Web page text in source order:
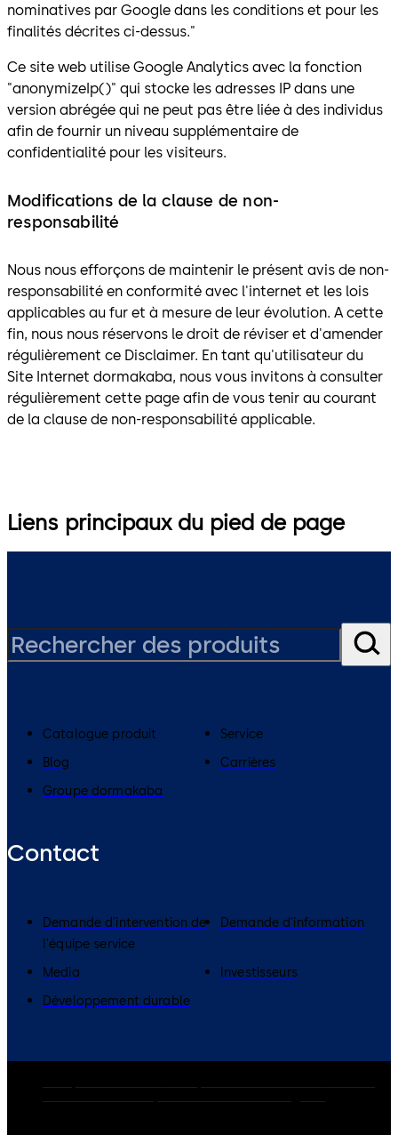
nominatives par Google dans les conditions et pour les
finalités décrites ci-dessus."
Ce site web utilise Google Analytics avec la fonction
"anonymizeIp()" qui stocke les adresses IP dans une
version abrégée qui ne peut pas être liée à des individus
afin de fournir un niveau supplémentaire de
confidentialité pour les visiteurs.
Modifications de la clause de non-
responsabilité
Nous nous efforçons de maintenir le présent avis de non-
responsabilité en conformité avec l'internet et les lois
applicables au fur et à mesure de leur évolution. A cette
fin, nous nous réservons le droit de réviser et d'amender
régulièrement ce Disclaimer. En tant qu'utilisateur du
Site Internet dormakaba, nous vous invitons à consulter
régulièrement cette page afin de vous tenir au courant
de la clause de non-responsabilité applicable.
Liens principaux du pied de page
Catalogue produit
Service
Blog
Carrières
Groupe dormakaba
Contact
Demande d'intervention de
l'équipe service
Demande d'information
Media
Investisseurs
Développement durable